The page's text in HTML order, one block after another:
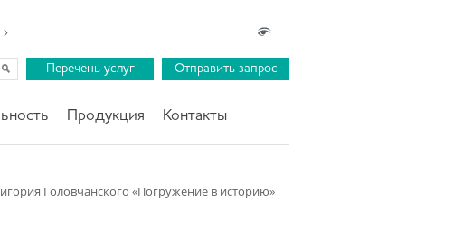
Перечень услуг Отправить запрос
Продукция Контакты
Головчанского «Погружение в историю»